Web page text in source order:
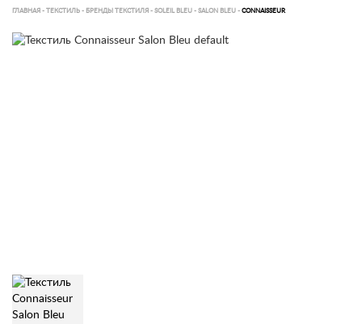
ГЛАВНАЯ - ТЕКСТИЛЬ - БРЕНДЫ ТЕКСТИЛЯ - SOLEIL BLEU - SALON BLEU - CONNAISSEUR